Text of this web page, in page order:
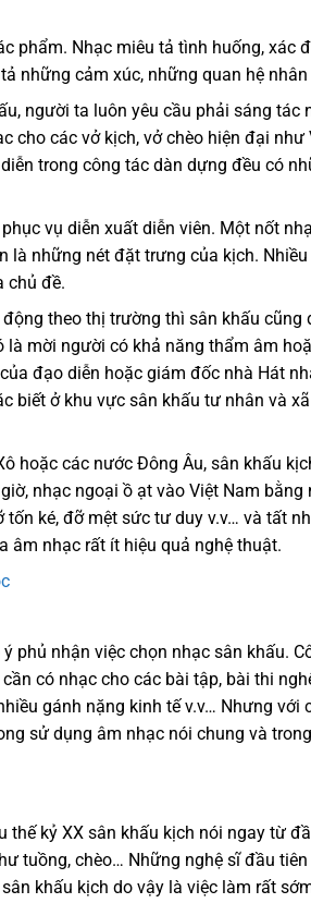
phẩm. Nhạc miêu tả tình huống, xác
những cảm xúc, những quan hệ nhân
người ta luôn yêu cầu phải sáng tác
cho các vở kịch, vở chèo hiện đại như
trong công tác dàn dựng đều có
vụ diễn xuất diễn viên. Một nốt
những nét đặt trưng của kịch. Nhiều
chủ đề.
theo thị trường thì sân khấu cũng
là mời người có khả năng thẩm âm
đạo diễn hoặc giám đốc nhà Hát
biết ở khu vực sân khấu tư nhân và
hoặc các nước Đông Âu, sân khấu
nhạc ngoại ồ ạt vào Việt Nam bằng
ké, đỡ mệt sức tư duy v.v… và tất
âm nhạc rất ít hiệu quả nghệ thuật.
phủ nhận việc chọn nhạc sân khấu.
có nhạc cho các bài tập, bài thi
gánh nặng kinh tế v.v… Nhưng với
sử dụng âm nhạc nói chung và
kỷ XX sân khấu kịch nói ngay từ
tuồng, chèo… Những nghệ sĩ đầu
khấu kịch do vậy là việc làm rất